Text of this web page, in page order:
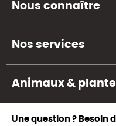
Nous connaître
Nos services
Animaux &
Une question ? Besoin